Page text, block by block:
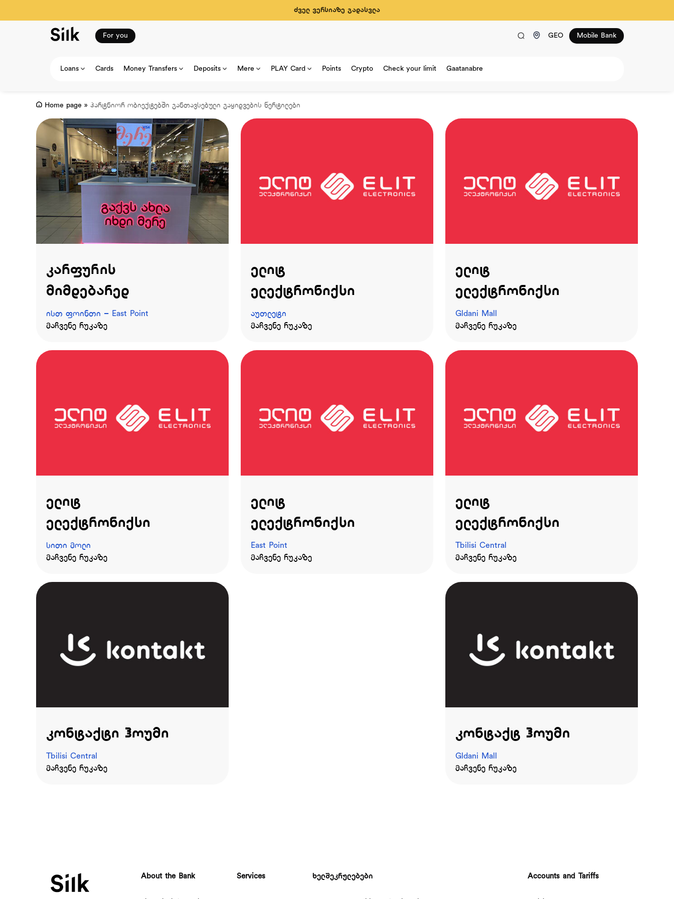
ძველ ვერსიაზე გადასვლა
For you GEO Mobile Bank
Loans Cards Money Transfers Deposits Mere PLAY Card Points Crypto Check your limit Gaatanabre
Home page » პარტნიორ ობიექტებში განთავსებული გაყიდვების წერტილები
კარფურის
მიმდებარედ
ისთ ფოინთი – East Point
მაჩვენე რუკაზე
ელიტ
ელექტრონიქსი
აუთლეტი
მაჩვენე რუკაზე
ელიტ
ელექტრონიქსი
Gldani Mall
მაჩვენე რუკაზე
ელიტ
ელექტრონიქსი
სითი მოლი
მაჩვენე რუკაზე
ელიტ
ელექტრონიქსი
East Point
მაჩვენე რუკაზე
ელიტ
ელექტრონიქსი
Tbilisi Central
მაჩვენე რუკაზე
კონტაქტი ჰოუმი
Tbilisi Central
მაჩვენე რუკაზე
კონტაქტ ჰოუმი
Gldani Mall
მაჩვენე რუკაზე
About the Bank Services ხელშეკრულებები Accounts and Tariffs